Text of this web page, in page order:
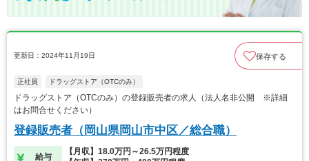
更新日：2024年11月19日 保存する
正社員 ドラッグストア（OTCのみ）
ドラッグストア（OTCのみ）の登録販売者の求人（法人名非公開 ※詳細
はお問合せください）
登録販売者（岡山県岡山市中区／総合職）
給与
【月収】18.0万円～26.5万円程度